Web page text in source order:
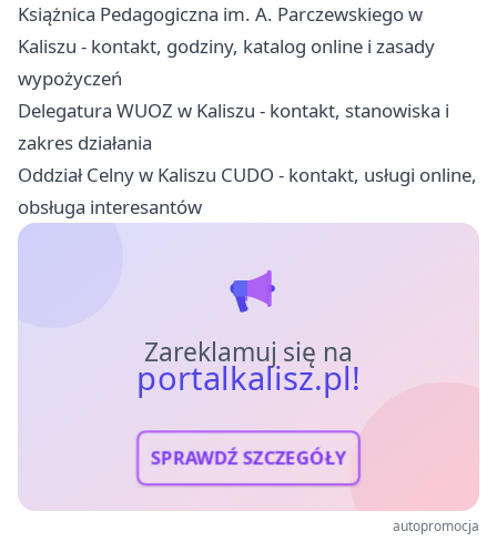
Książnica Pedagogiczna im. A. Parczewskiego w
Kaliszu - kontakt, godziny, katalog online i zasady
wypożyczeń
Delegatura WUOZ w Kaliszu - kontakt, stanowiska i
zakres działania
Oddział Celny w Kaliszu CUDO - kontakt, usługi online,
obsługa interesantów
Zareklamuj się na
portalkalisz.pl!
SPRAWDŹ SZCZEGÓŁY
autopromocja